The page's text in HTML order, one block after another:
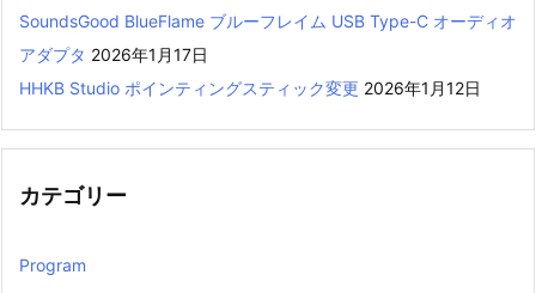
SoundsGood BlueFlame ブルーフレイム USB Type-C オーディオ
アダプタ 2026年1月17日
HHKB Studio ポインティングスティック変更 2026年1月12日
カテゴリー
Program